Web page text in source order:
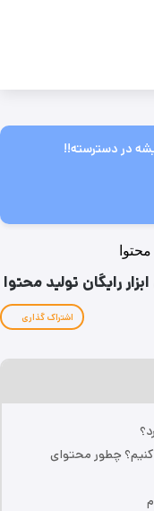
در دسترسته!!
رایگان تولید محتوا
اشتراک گذاری
کنیم؟ چطور محتوای